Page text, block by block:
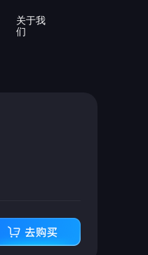
关于我
们